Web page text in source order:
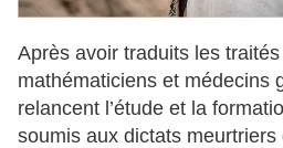
Après avoir traduits les
mathématiciens et médecins
relancent l’étude et la
soumis aux dictats